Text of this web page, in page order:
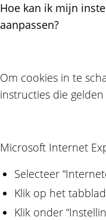
Hoe kan ik mijn
aanpassen?
Om cookies in te
instructies die
Microsoft Internet
Selecteer
Klik op het tabblad
Klik onder